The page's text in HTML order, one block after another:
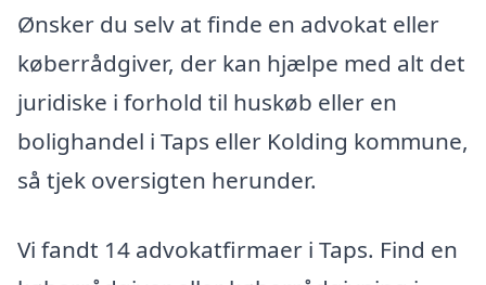
Ønsker du selv at finde en advokat eller
køberrådgiver, der kan hjælpe med alt det
juridiske i forhold til huskøb eller en
bolighandel i Taps eller Kolding kommune,
så tjek oversigten herunder.
Vi fandt 14 advokatfirmaer i Taps. Find en